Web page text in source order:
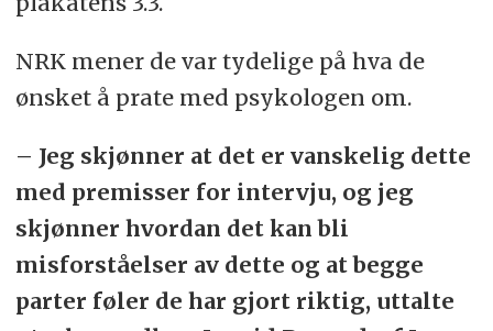
NRK mener de var tydelige på hva de
ønsket å prate med psykologen om.
– Jeg skjønner at det er vanskelig dette
med premisser for intervju, og jeg
skjønner hvordan det kan bli
misforståelser av dette og at begge
parter føler de har gjort riktig, uttalte